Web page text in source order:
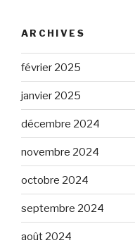
ARCHIVES
février 2025
janvier 2025
décembre 2024
novembre 2024
octobre 2024
septembre 2024
août 2024